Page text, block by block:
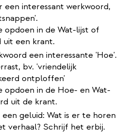
interessant werkwoord,
opdoen in de Wat-lijst of
uit een krant.
een interessante 'Hoe'.
bv. 'vriendelijk
ontploffen'
opdoen in de Hoe- en Wat-
uit de krant.
geluid: Wat is er te horen
verhaal? Schrijf het erbij.